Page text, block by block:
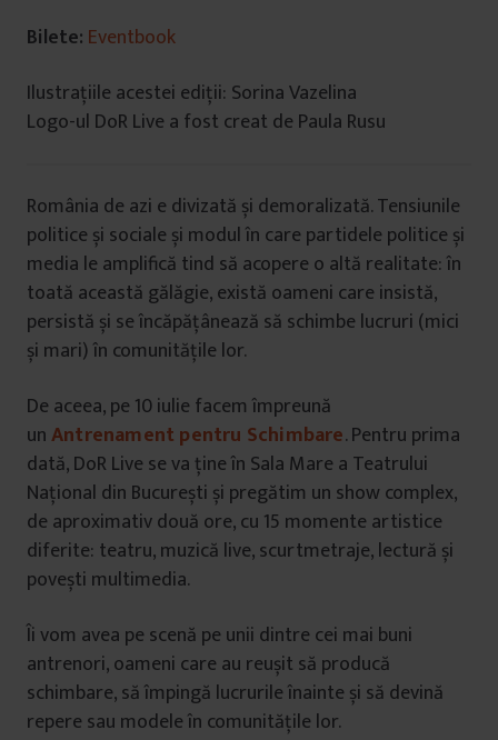
Bilete: Eventbook
Ilustrațiile acestei ediții: Sorina Vazelina
Logo-ul DoR Live a fost creat de Paula Rusu
România de azi e divizată și demoralizată. Tensiunile
politice și sociale și modul în care partidele politice și
media le amplifică tind să acopere o altă realitate: în
toată această gălăgie, există oameni care insistă,
persistă și se încăpățânează să schimbe lucruri (mici
și mari) în comunitățile lor.
De aceea, pe 10 iulie facem împreună
unAntrenament pentru Schimbare. Pentru prima
dată, DoR Live se va ţine în Sala Mare a Teatrului
Național din București și pregătim un show complex,
de aproximativ două ore, cu 15 momente artistice
diferite: teatru, muzică live, scurtmetraje, lectură și
povești multimedia.
Îi vom avea pe scenă pe unii dintre cei mai buni
antrenori, oameni care au reușit să producă
schimbare, să împingă lucrurile înainte și să devină
repere sau modele în comunitățile lor.